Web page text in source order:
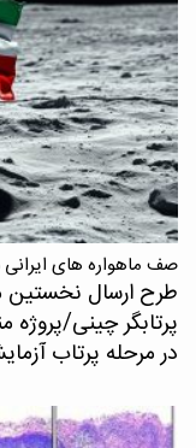
صف ماهواره های ایرانی
طرح ارسال نخستین
پرتابگر چینی/پروژه
در مرحله پرتاب